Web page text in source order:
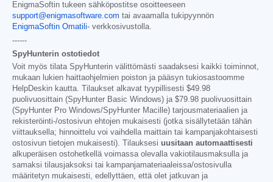
EnigmaSoftin tukeen sähköpostitse osoitteeseen
support@enigmasoftware.com tai avaamalla tukipyynnön
EnigmaSoftin Omatili- verkkosivustolla.
------
SpyHunterin ostotiedot
Voit myös tilata SpyHunterin välittömästi saadaksesi kaikki toiminnot,
mukaan lukien haittaohjelmien poiston ja pääsyn tukiosastoomme
HelpDeskin kautta. Tilaukset alkavat tyypillisesti $49.98
puolivuosittain (SpyHunter Basic Windows) ja $79.98 puolivuosittain
(SpyHunter Pro Windows/SpyHunter Macille) tarjousmateriaalien ja
rekisteröinti-/ostosivun ehtojen mukaisesti (jotka sisällytetään tähän
viittauksella; hinnoittelu voi vaihdella maittain tai kampanjakohtaisesti
ostosivun tietojen mukaisesti). Tilauksesi uusitaan automaattisesti
alkuperäisen ostohetkellä voimassa olevalla vakiotilausmaksulla ja
samaksi tilausjaksoksi tai kampanjamateriaaleissa/ostosivulla
määritetyn mukaisesti, edellyttäen, että olet jatkuvan ja